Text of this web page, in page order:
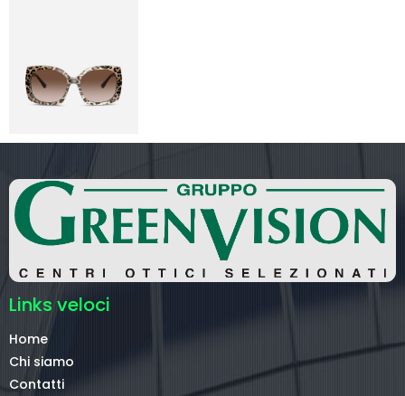
Links veloci
Home
Chi siamo
Contatti